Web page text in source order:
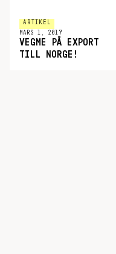
ARTIKEL
MARS 1, 2017
VEGME PÅ EXPORT
TILL NORGE!